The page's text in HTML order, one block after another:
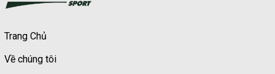
Trang Chủ
Về chúng tôi